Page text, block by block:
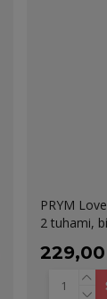
PRYM
2 tuhami,